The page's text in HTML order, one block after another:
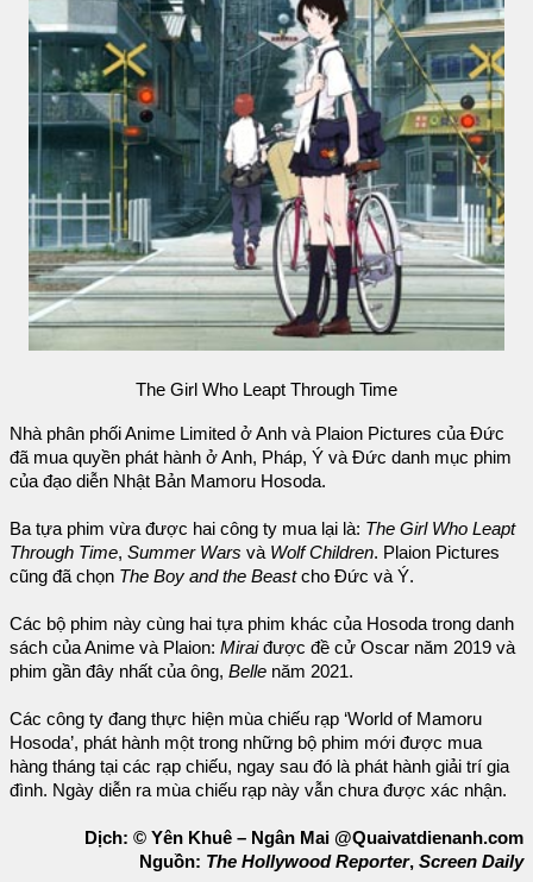
The Girl Who Leapt Through Time
Nhà phân phối Anime Limited ở Anh và Plaion Pictures của Đức
đã mua quyền phát hành ở Anh, Pháp, Ý và Đức danh mục phim
của đạo diễn Nhật Bản Mamoru Hosoda.
Ba tựa phim vừa được hai công ty mua lại là: The Girl Who Leapt
Through Time, Summer Wars và Wolf Children. Plaion Pictures
cũng đã chọn The Boy and the Beastcho Đức và Ý.
Các bộ phim này cùng hai tựa phim khác của Hosoda trong danh
sách của Anime và Plaion: Miraiđược đề cử Oscar năm 2019 và
phim gần đây nhất của ông, Belle năm 2021.
Các công ty đang thực hiện mùa chiếu rạp ‘World of Mamoru
Hosoda’, phát hành một trong những bộ phim mới được mua
hàng tháng tại các rạp chiếu, ngay sau đó là phát hành giải trí gia
đình. Ngày diễn ra mùa chiếu rạp này vẫn chưa được xác nhận.
Dịch: © Yên Khuê – Ngân Mai @Quaivatdienanh.com
Nguồn: The Hollywood Reporter, Screen Daily